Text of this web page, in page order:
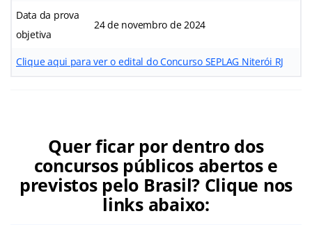
Data da prova
objetiva
24 de novembro de 2024
Clique aqui para ver o edital do Concurso SEPLAG Niterói RJ
Quer ficar por dentro dos
concursos públicos abertos e
previstos pelo Brasil? Clique nos
links abaixo: